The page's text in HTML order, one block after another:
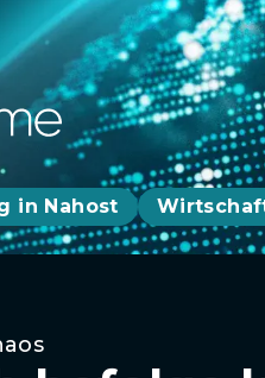
in Nahost